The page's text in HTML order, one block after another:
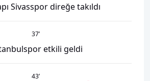
Sivasspor direğe takıldı
37’
etkili geldi
43’